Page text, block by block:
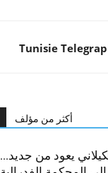
Tunisie
أكثر من مؤلف
يعود من جديد…